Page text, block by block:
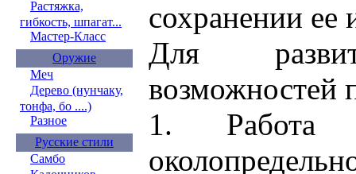
Растяжка,
гибкость, шпагат...
Мастер-Класс
Оружие
Меч
Дерево (нунчаку,
тонфа, бо ....)
Разное
Русские стили
Самбо
сохранении ее
Для
возможностей
1. Работа